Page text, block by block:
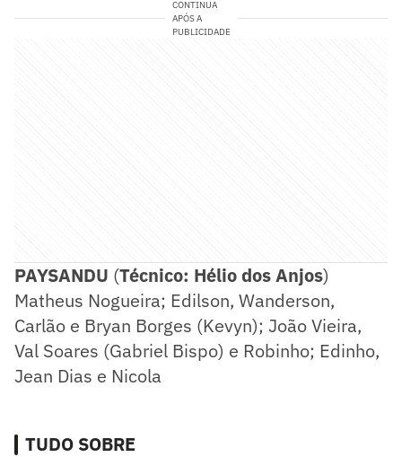
CONTINUA
APÓS A
PUBLICIDADE
PAYSANDU (Técnico: Hélio dos Anjos)
Matheus Nogueira; Edilson, Wanderson,
Carlão e Bryan Borges (Kevyn); João Vieira,
Val Soares (Gabriel Bispo) e Robinho; Edinho,
Jean Dias e Nicola
TUDO SOBRE